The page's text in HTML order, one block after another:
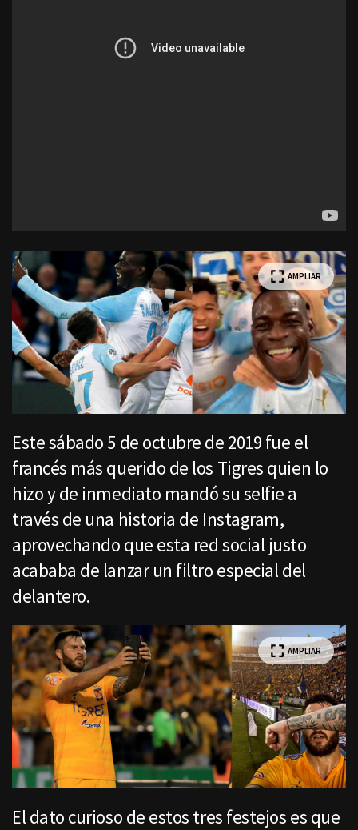
AMPLIAR
Este sábado 5 de octubre de 2019 fue el
francés más querido de los Tigres quien lo
hizo y de inmediato mandó su selfie a
través de una historia de Instagram,
aprovechando que esta red social justo
acababa de lanzar un filtro especial del
delantero.
AMPLIAR
El dato curioso de estos tres festejos es que